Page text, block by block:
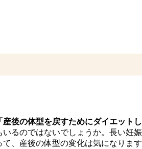
産後の体型を戻すためにダイエットし
いるのではないでしょうか。長い妊娠
、産後の体型の変化は気になります